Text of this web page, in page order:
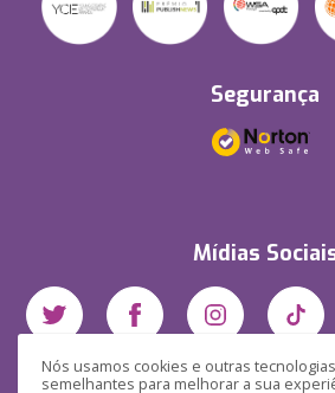
Nós usamos cookies e outras tecnologias
semelhantes para melhorar a sua
Segurança
Mídias